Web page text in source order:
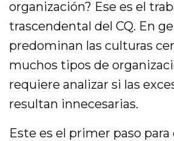
organización? Ese es el
trascendental del CQ. En
predominan las culturas
muchos tipos de
requiere analizar si las
resultan innecesarias.
Este es el primer paso